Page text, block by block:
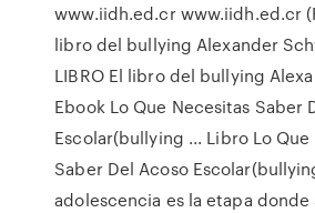
www.iidh.ed.cr www.iidh.ed.cr
libro del bullying Alexander
LIBRO El libro del bullying
Ebook Lo Que Necesitas Saber
Escolar(bullying ... Libro Lo Que
Saber Del Acoso
adolescencia es la etapa